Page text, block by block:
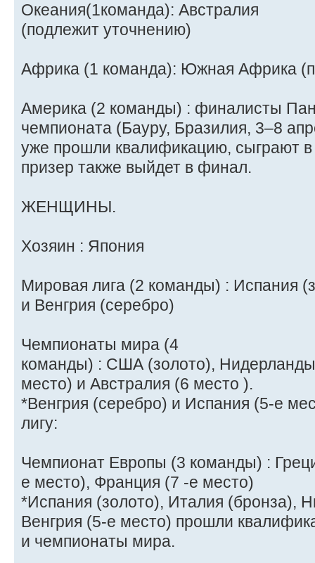
Океания(1команда): Австралия
(подлежит уточнению)
Африка (1 команда): Южная Африка
Америка (2 команды) : финалисты
чемпионата (Бауру, Бразилия, 3–8
уже прошли квалификацию, сыграют
призер также выйдет в финал.
ЖЕНЩИНЫ.
Хозяин : Япония
Мировая лига (2 команды) : Испания
и Венгрия (серебро)
Чемпионаты мира (4
команды) : США (золото),
место) и Австралия (6 место ).
*Венгрия (серебро) и Испания (5-е
лигу:
Чемпионат Европы (3 команды) :
е место), Франция (7 -е место)
*Испания (золото), Италия (бронза),
Венгрия (5-е место) прошли
и чемпионаты мира.